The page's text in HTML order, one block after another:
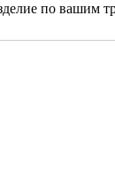
по вашим